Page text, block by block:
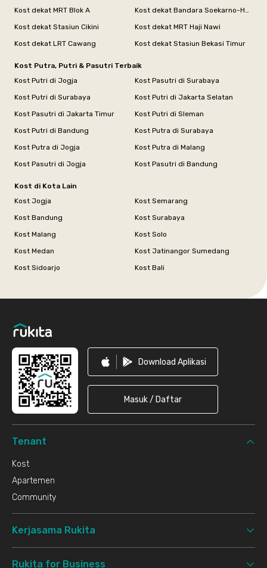
Kost dekat MRT Blok A
Kost dekat Bandara Soekarno-Hatta
Kost dekat Stasiun Cikini
Kost dekat MRT Haji Nawi
Kost dekat LRT Cawang
Kost dekat Stasiun Bekasi Timur
Kost Putra, Putri & Pasutri Terbaik
Kost Putri di Jogja
Kost Pasutri di Surabaya
Kost Putri di Surabaya
Kost Putri di Jakarta Selatan
Kost Pasutri di Jakarta Timur
Kost Putri di Sleman
Kost Putri di Bandung
Kost Putra di Surabaya
Kost Putra di Jogja
Kost Putra di Malang
Kost Pasutri di Jogja
Kost Pasutri di Bandung
Kost di Kota Lain
Kost Jogja
Kost Semarang
Kost Bandung
Kost Surabaya
Kost Malang
Kost Solo
Kost Medan
Kost Jatinangor Sumedang
Kost Sidoarjo
Kost Bali
Download Aplikasi
Masuk / Daftar
Tenant
Kost
Apartemen
Community
Kerjasama Rukita
Rukita for Business